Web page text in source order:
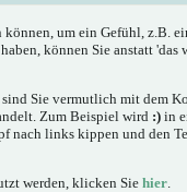
um ein Gefühl, z.B.
können Sie anstatt
Sie vermutlich mit dem
Zum Beispiel wird :) in
nach links kippen und den
werden, klicken Sie hier.